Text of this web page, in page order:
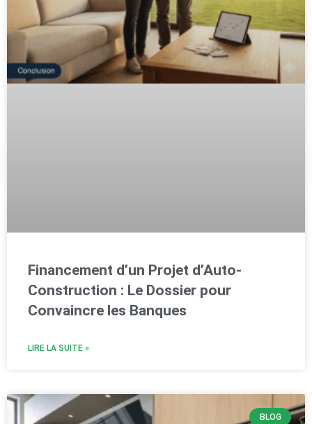
Financement d’un Projet d’Auto-
Construction : Le Dossier pour
Convaincre les Banques
LIRE LA SUITE »
BLOG